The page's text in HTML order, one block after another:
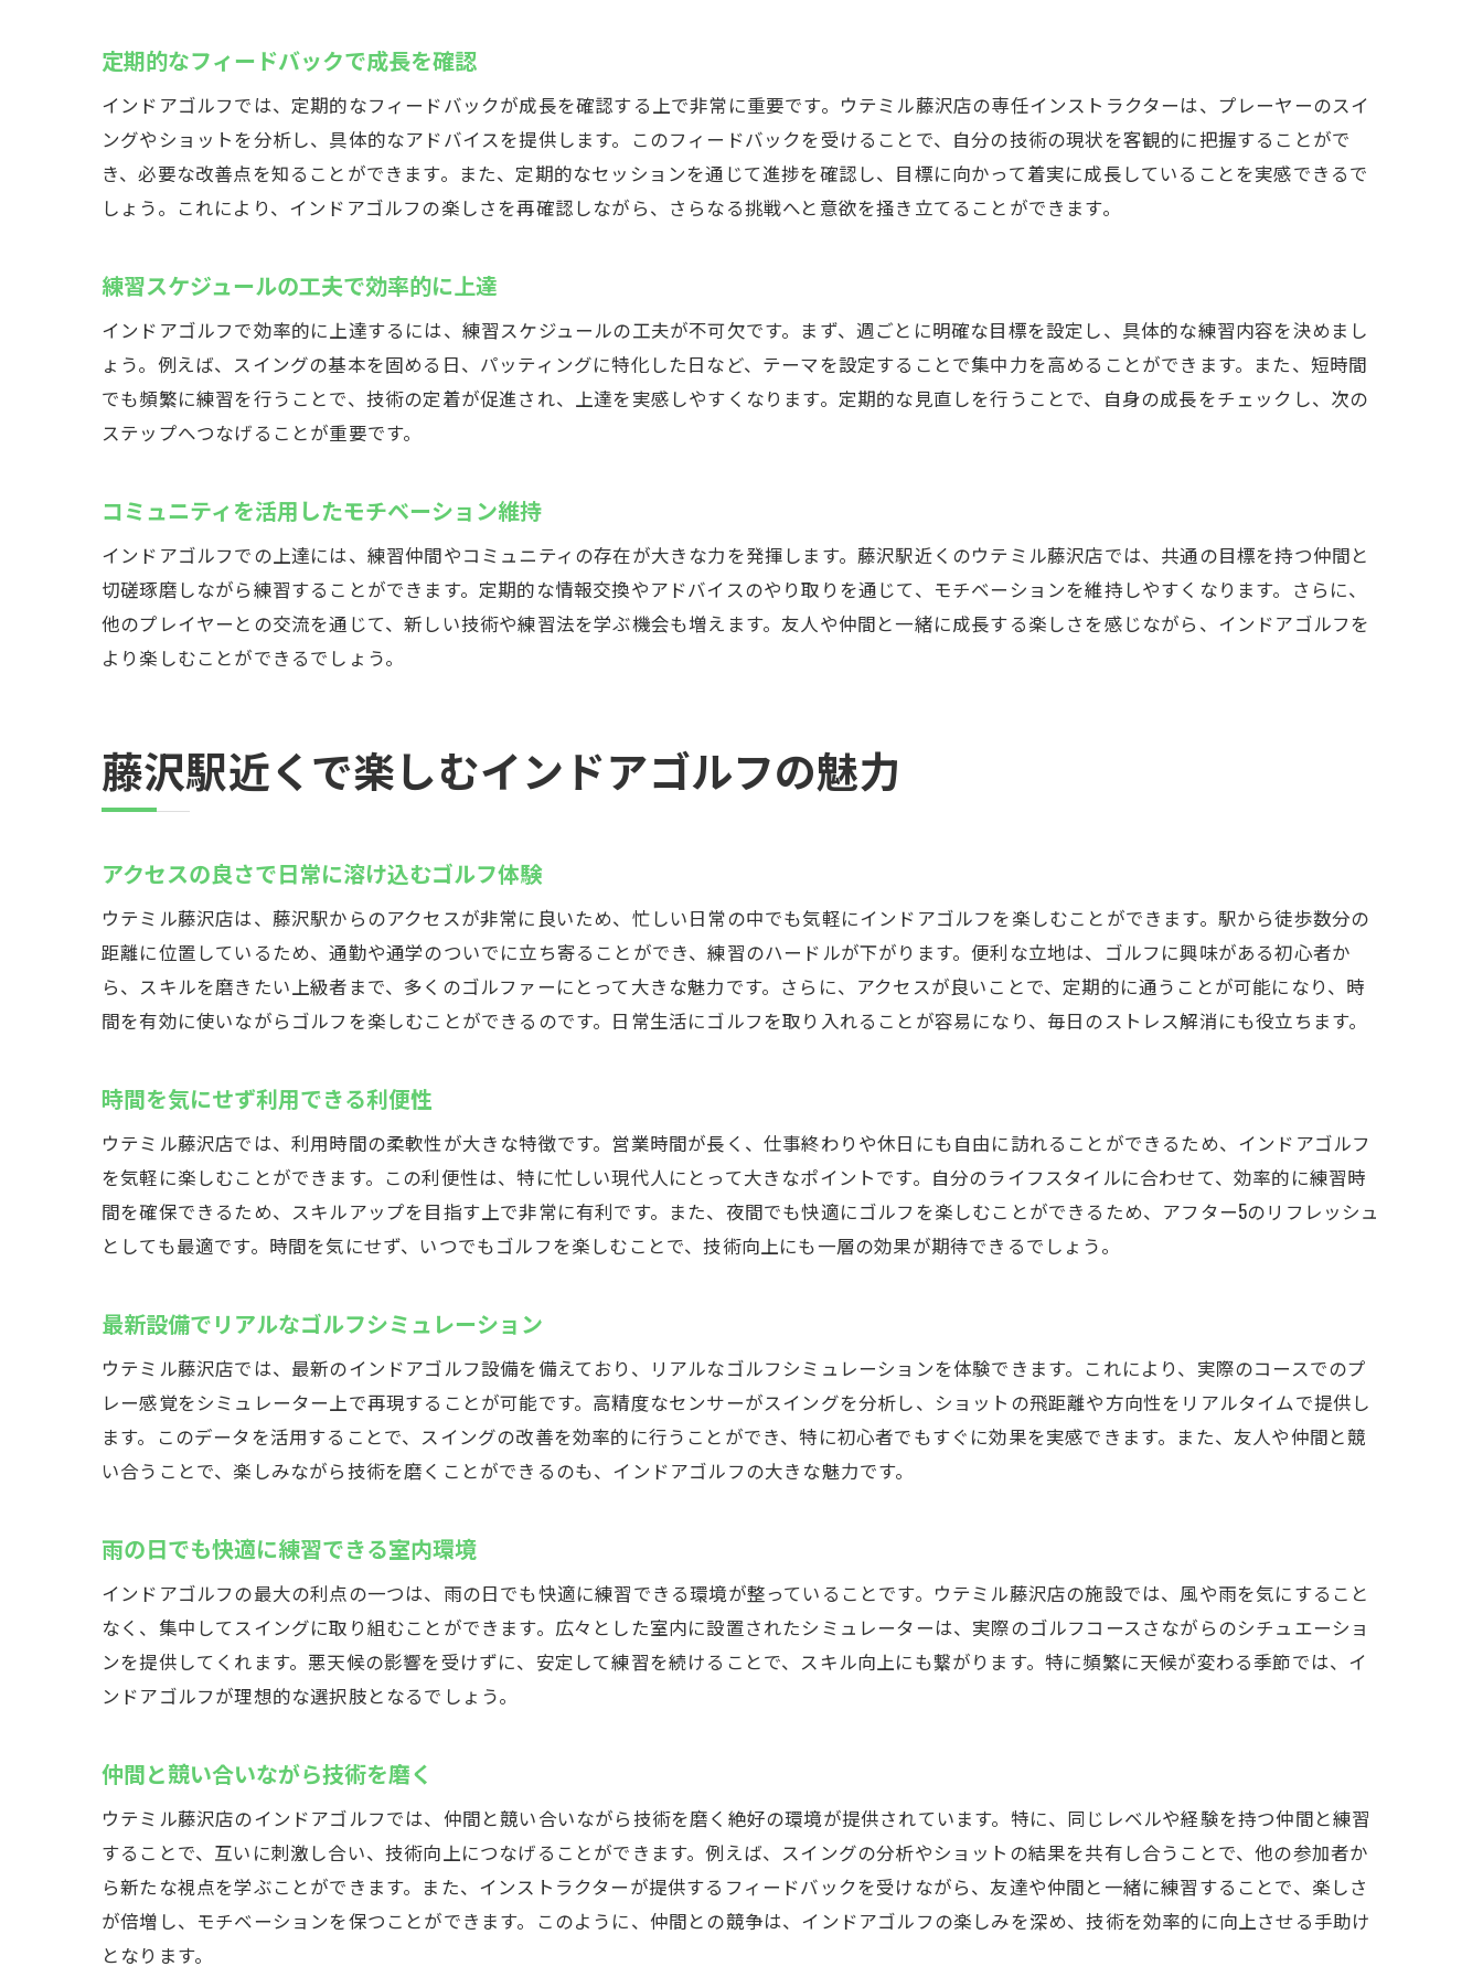
集中力を高める呼吸法とメンタルテクニック
疲労を最小限に抑える休息の取り方
心を落ち着けるためのメンタルトレーニング
先進的なゴルフシミュレーターの紹介
実際のコースを再現した練習環境
初心者から上級者まで対応する機材
最新技術が可能にするデータ分析
インドアゴルフの上達を支えるウテミル藤沢店のプログラム
個別の課題に合わせたカリキュラムの提案
成果を実感できる目標設定の方法
ゴルフを通じた新しい友人との出会い
仲間と競い合うことで技術向上
イベントやコンペで楽しく参加
チームで成長する喜びを共有
定期的なフィードバックで成長を確認
インドアゴルフでは、定期的なフィードバックが成長を確認する上で非常に重要です。ウテミル藤沢店の専任インストラクターは、プレーヤーのスイ
ングやショットを分析し、具体的なアドバイスを提供します。このフィードバックを受けることで、自分の技術の現状を客観的に把握することがで
き、必要な改善点を知ることができます。また、定期的なセッションを通じて進捗を確認し、目標に向かって着実に成長していることを実感できるで
しょう。これにより、インドアゴルフの楽しさを再確認しながら、さらなる挑戦へと意欲を掻き立てることができます。
練習スケジュールの工夫で効率的に上達
インドアゴルフで効率的に上達するには、練習スケジュールの工夫が不可欠です。まず、週ごとに明確な目標を設定し、具体的な練習内容を決めまし
ょう。例えば、スイングの基本を固める日、パッティングに特化した日など、テーマを設定することで集中力を高めることができます。また、短時間
でも頻繁に練習を行うことで、技術の定着が促進され、上達を実感しやすくなります。定期的な見直しを行うことで、自身の成長をチェックし、次の
ステップへつなげることが重要です。
コミュニティを活用したモチベーション維持
インドアゴルフでの上達には、練習仲間やコミュニティの存在が大きな力を発揮します。藤沢駅近くのウテミル藤沢店では、共通の目標を持つ仲間と
切磋琢磨しながら練習することができます。定期的な情報交換やアドバイスのやり取りを通じて、モチベーションを維持しやすくなります。さらに、
他のプレイヤーとの交流を通じて、新しい技術や練習法を学ぶ機会も増えます。友人や仲間と一緒に成長する楽しさを感じながら、インドアゴルフを
より楽しむことができるでしょう。
藤沢駅近くで楽しむインドアゴルフの魅力
アクセスの良さで日常に溶け込むゴルフ体験
ウテミル藤沢店は、藤沢駅からのアクセスが非常に良いため、忙しい日常の中でも気軽にインドアゴルフを楽しむことができます。駅から徒歩数分の
距離に位置しているため、通勤や通学のついでに立ち寄ることができ、練習のハードルが下がります。便利な立地は、ゴルフに興味がある初心者か
ら、スキルを磨きたい上級者まで、多くのゴルファーにとって大きな魅力です。さらに、アクセスが良いことで、定期的に通うことが可能になり、時
間を有効に使いながらゴルフを楽しむことができるのです。日常生活にゴルフを取り入れることが容易になり、毎日のストレス解消にも役立ちます。
時間を気にせず利用できる利便性
ウテミル藤沢店では、利用時間の柔軟性が大きな特徴です。営業時間が長く、仕事終わりや休日にも自由に訪れることができるため、インドアゴルフ
を気軽に楽しむことができます。この利便性は、特に忙しい現代人にとって大きなポイントです。自分のライフスタイルに合わせて、効率的に練習時
間を確保できるため、スキルアップを目指す上で非常に有利です。また、夜間でも快適にゴルフを楽しむことができるため、アフター5のリフレッシュ
としても最適です。時間を気にせず、いつでもゴルフを楽しむことで、技術向上にも一層の効果が期待できるでしょう。
最新設備でリアルなゴルフシミュレーション
ウテミル藤沢店では、最新のインドアゴルフ設備を備えており、リアルなゴルフシミュレーションを体験できます。これにより、実際のコースでのプ
レー感覚をシミュレーター上で再現することが可能です。高精度なセンサーがスイングを分析し、ショットの飛距離や方向性をリアルタイムで提供し
ます。このデータを活用することで、スイングの改善を効率的に行うことができ、特に初心者でもすぐに効果を実感できます。また、友人や仲間と競
い合うことで、楽しみながら技術を磨くことができるのも、インドアゴルフの大きな魅力です。
雨の日でも快適に練習できる室内環境
インドアゴルフの最大の利点の一つは、雨の日でも快適に練習できる環境が整っていることです。ウテミル藤沢店の施設では、風や雨を気にすること
なく、集中してスイングに取り組むことができます。広々とした室内に設置されたシミュレーターは、実際のゴルフコースさながらのシチュエーショ
ンを提供してくれます。悪天候の影響を受けずに、安定して練習を続けることで、スキル向上にも繋がります。特に頻繁に天候が変わる季節では、イ
ンドアゴルフが理想的な選択肢となるでしょう。
仲間と競い合いながら技術を磨く
ウテミル藤沢店のインドアゴルフでは、仲間と競い合いながら技術を磨く絶好の環境が提供されています。特に、同じレベルや経験を持つ仲間と練習
することで、互いに刺激し合い、技術向上につなげることができます。例えば、スイングの分析やショットの結果を共有し合うことで、他の参加者か
ら新たな視点を学ぶことができます。また、インストラクターが提供するフィードバックを受けながら、友達や仲間と一緒に練習することで、楽しさ
が倍増し、モチベーションを保つことができます。このように、仲間との競争は、インドアゴルフの楽しみを深め、技術を効率的に向上させる手助け
となります。